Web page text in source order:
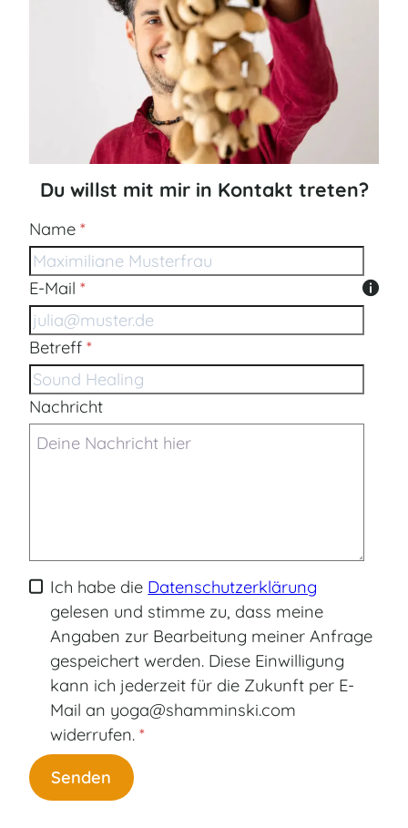
Du willst mit mir in Kontakt treten?
Formular überspringen
Name *
E-Mail *
Betreff *
Nachricht
Ich habe die Datenschutzerklärung
gelesen und stimme zu, dass meine
Angaben zur Bearbeitung meiner Anfrage
gespeichert werden. Diese Einwilligung
kann ich jederzeit für die Zukunft per E-
Mail an yoga@shamminski.com
widerrufen. *
Senden